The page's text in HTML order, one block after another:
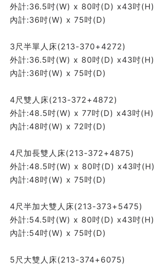
外計:36.5吋(W) x 80吋(D) x43吋(H)
內計:36吋(W) x 75吋(D)
3尺半單人床(213-370+4272)
外計:36.5吋(W) x 80吋(D) x43吋(H)
內計:36吋(W) x 75吋(D)
4尺雙人床(213-372+4872)
外計:48.5吋(W) x 77吋(D) x43吋(H)
內計:48吋(W) x 72吋(D)
4尺加長雙人床(213-372+4875)
外計:48.5吋(W) x 80吋(D) x43吋(H)
內計:48吋(W) x 75吋(D)
4尺半加大雙人床(213-373+5475)
外計:54.5吋(W) x 80吋(D) x43吋(H)
內計:54吋(W) x 75吋(D)
5尺大雙人床(213-374+6075)